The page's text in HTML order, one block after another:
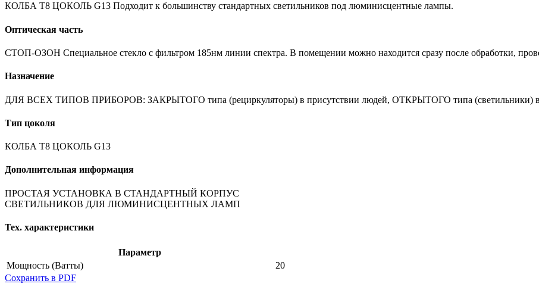
КОЛБА Т8 ЦОКОЛЬ G13 Подходит к большинству стандартных светильников под люминисцентные лампы.
Оптическая часть
СТОП-ОЗОН Специальное стекло с фильтром 185нм линии спектра. В помещении можно находится сразу после обработки,
Назначение
ДЛЯ ВСЕХ ТИПОВ ПРИБОРОВ: ЗАКРЫТОГО типа (рециркуляторы) в присутствии людей, ОТКРЫТОГО типа (светильники) в
Тип цоколя
КОЛБА Т8 ЦОКОЛЬ G13
Дополнительная информация
ПРОСТАЯ УСТАНОВКА В СТАНДАРТНЫЙ КОРПУС
СВЕТИЛЬНИКОВ ДЛЯ ЛЮМИНИСЦЕНТНЫХ ЛАМП
Тех. характеристики
Параметр
Мощность (Ватты)
20
Сохранить в PDF